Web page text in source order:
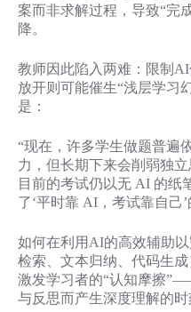
案而非求解过程，导致“完
降。
教师因此陷入两难：限制
放开则可能催生“浅层学习
是：
“现在，许多学生做题普遍
力，但长期下来会削弱独
目前的考试仍以无 AI 的纸
了‘平时靠 AI，考试靠自己
如何在利用AI的高效辅助
检索、文本归纳、代码生
激发学习者的“认知摩擦
与反思而产生深度理解的时